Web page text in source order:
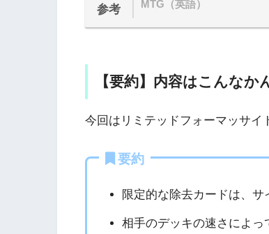
参考 MTG（英語）
【要約】内容はこんなか
今回はリミテッドフォーマッサイ
要約
限定的な除去カードは、
相手のデッキの速さによっ